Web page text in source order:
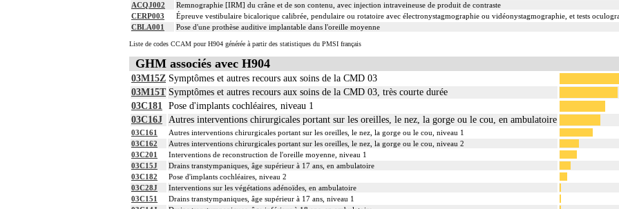
ACQJ002
Remnographie [IRM] du crâne et de son contenu, avec injection intraveineuse de produit de contraste
CERP003
Épreuve vestibulaire bicalorique calibrée, pendulaire ou rotatoire avec électronystagmographie ou vidéonystagmographie, et tests
CBLA001
Pose d'une prothèse auditive implantable dans l'oreille moyenne
Liste de codes CCAM pour H904 générée à partir des statistiques du PMSI français
GHM associés avec H904
03M15Z Symptômes et autres recours aux soins de la CMD 03
03M15T Symptômes et autres recours aux soins de la CMD 03, très courte durée
03C181
Pose d'implants cochléaires, niveau 1
03C16J
Autres interventions chirurgicales portant sur les oreilles, le nez, la gorge ou le cou, en ambulatoire
03C161
Autres interventions chirurgicales portant sur les oreilles, le nez, la gorge ou le cou, niveau 1
03C162
Autres interventions chirurgicales portant sur les oreilles, le nez, la gorge ou le cou, niveau 2
03C201
Interventions de reconstruction de l'oreille moyenne, niveau 1
03C15J
Drains transtympaniques, âge supérieur à 17 ans, en ambulatoire
03C182
Pose d'implants cochléaires, niveau 2
03C28J
Interventions sur les végétations adénoïdes, en ambulatoire
03C151
Drains transtympaniques, âge supérieur à 17 ans, niveau 1